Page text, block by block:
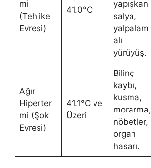
mi
(Tehlike
Evresi)
41.0°C
yapışkan
salya,
yalpalam
alı
yürüyüş.
Ağır
Hiperter
mi (Şok
Evresi)
41.1°C ve
Üzeri
Bilinç
kaybı,
kusma,
morarma,
nöbetler,
organ
hasarı.